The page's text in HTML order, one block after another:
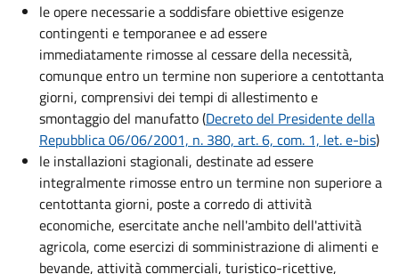
le opere necessarie a soddisfare obiettive esigenze
contingenti e temporanee e ad essere
immediatamente rimosse al cessare della necessità,
comunque entro un termine non superiore a centottanta
giorni, comprensivi dei tempi di allestimento e
smontaggio del manufatto (Decreto del Presidente della
Repubblica 06/06/2001, n. 380, art. 6, com. 1, let. e-bis)
le installazioni stagionali, destinate ad essere
integralmente rimosse entro un termine non superiore a
centottanta giorni, poste a corredo di attività
economiche, esercitate anche nell'ambito dell'attività
agricola, come esercizi di somministrazione di alimenti e
bevande, attività commerciali, turistico-ricettive,